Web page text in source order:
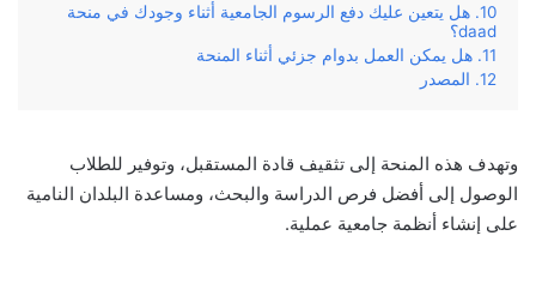
هل يتعين عليك دفع الرسوم الجامعية أثناء وجودك في منحة
daad؟
هل يمكن العمل بدوام جزئي أثناء المنحة
المصدر
وتهدف هذه المنحة إلى تثقيف قادة المستقبل، وتوفير للطلاب
الوصول إلى أفضل فرص الدراسة والبحث، ومساعدة البلدان النامية
على إنشاء أنظمة جامعية عملية.